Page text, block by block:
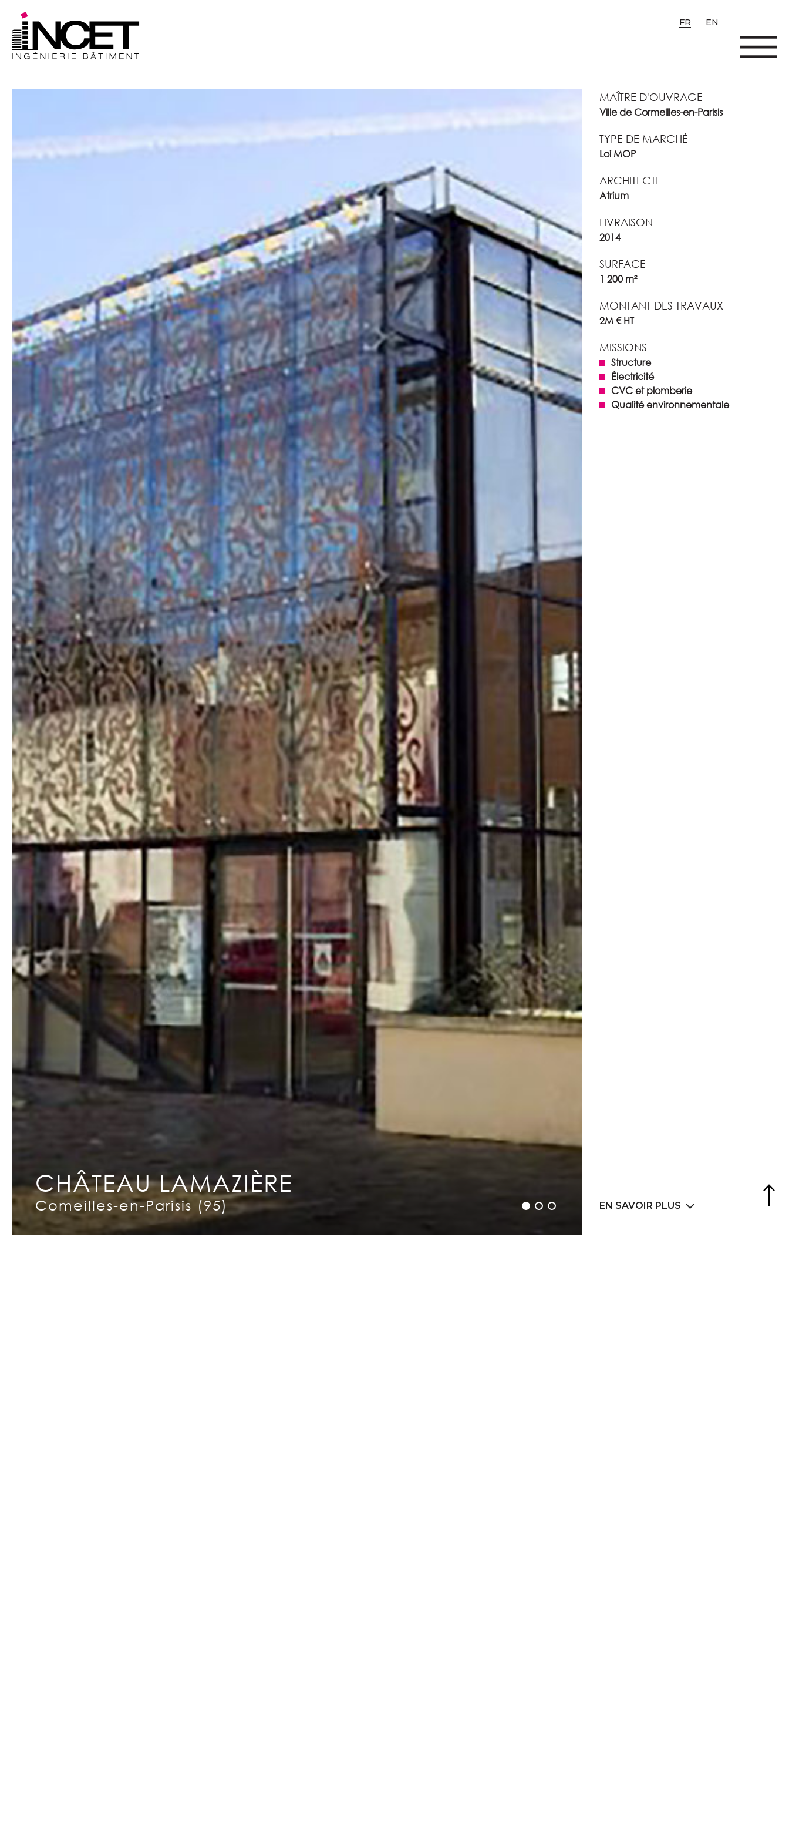
FR EN
CHÂTEAU LAMAZIÈRE
Comeilles-en-Parisis (95)
MAÎTRE D'OUVRAGE
Ville de Cormeilles-en-Parisis
TYPE DE MARCHÉ
Loi MOP
ARCHITECTE
Atrium
LIVRAISON
2014
SURFACE
1 200 m²
MONTANT DES TRAVAUX
2M € HT
MISSIONS
Structure
Électricité
CVC et plomberie
Qualité environnementale
EN SAVOIR PLUS
Copyright © 2026 INCET Agence Web